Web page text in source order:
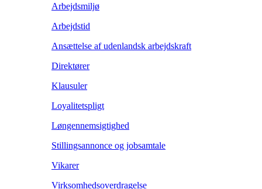
Arbejdsmiljø
Arbejdstid
Ansættelse af udenlandsk arbejdskraft
Direktører
Klausuler
Loyalitetspligt
Løngennemsigtighed
Stillingsannonce og jobsamtale
Vikarer
Virksomhedsoverdragelse